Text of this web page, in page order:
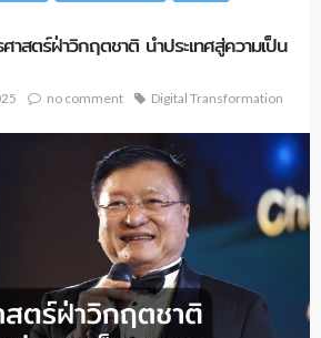
สตร์ฝ่าวิกฤตชาติ นำประเทศสู่ความเป็น
no comment Digital Transformation